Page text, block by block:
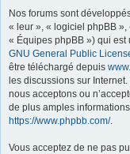
Nos forums sont
« leur », « logiciel phpBB
« Équipes phpBB ») qui
GNU General Public
être téléchargé depuis
les discussions sur
nous acceptons ou
de plus amples
https://www.phpbb.com/.
Vous acceptez de ne pas